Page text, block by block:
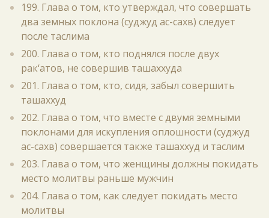
199. Глава о том, кто утверждал, что совершать
два земных поклона (суджуд ас-сахв) следует
после таслима
200. Глава о том, кто поднялся после двух
рак‘атов, не совершив ташаххуда
201. Глава о том, кто, сидя, забыл совершить
ташаххуд
202. Глава о том, что вместе с двумя земными
поклонами для искупления оплошности (суджуд
ас-сахв) совершается также ташаххуд и таслим
203. Глава о том, что женщины должны покидать
место молитвы раньше мужчин
204. Глава о том, как следует покидать место
молитвы